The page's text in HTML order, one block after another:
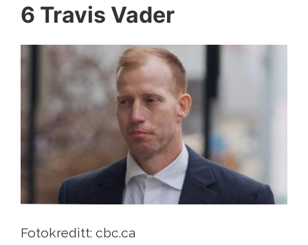
6 Travis Vader
Fotokreditt: cbc.ca